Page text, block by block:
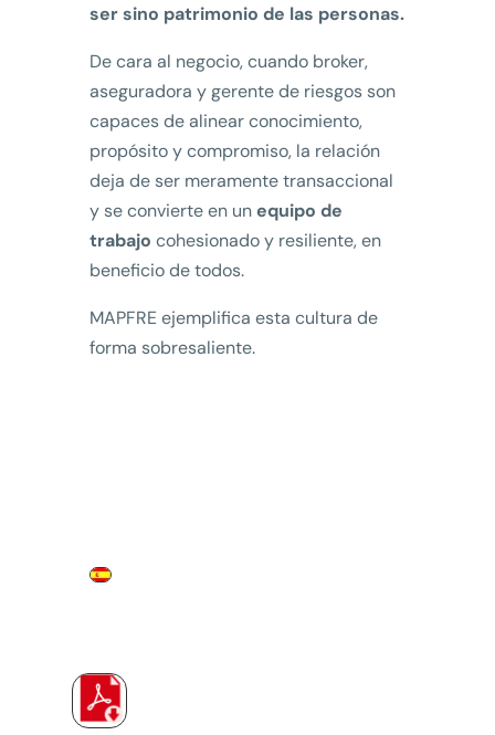
ser sino patrimonio de las personas.
De cara al negocio, cuando broker,
aseguradora y gerente de riesgos son
capaces de alinear conocimiento,
propósito y compromiso, la relación
deja de ser meramente transaccional
y se convierte en unequipo de
trabajo cohesionado y resiliente, en
beneficio de todos.
MAPFRE ejemplifica esta cultura de
forma sobresaliente.